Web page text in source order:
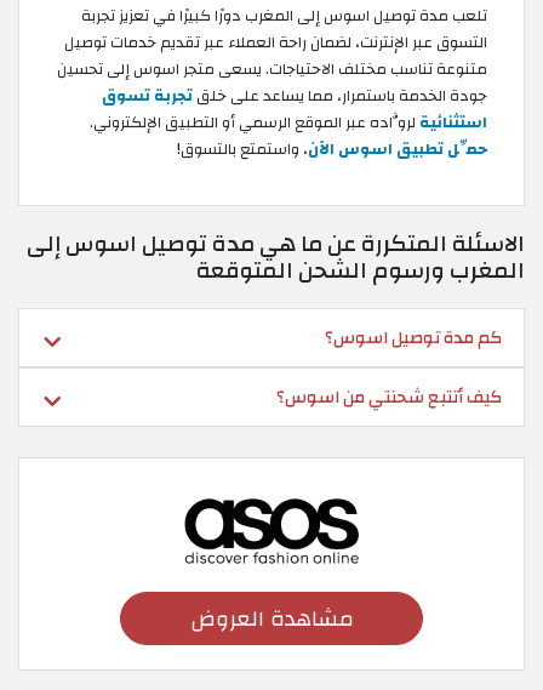
تلعب مدة توصيل اسوس إلى المغرب دورًا كبيرًا في تعزيز تجربة
التسوق عبر الإنترنت، لضمان راحة العملاء عبر تقديم خدمات توصيل
متنوعة تناسب مختلف الاحتياجات. يسعى متجر اسوس إلى تحسين
جودة الخدمة باستمرار، مما يساعد على خلقتجربة تسوق
استثنائية لروَّاده عبر الموقع الرسمي أو التطبيق الإلكتروني.
حمِّل تطبيق اسوس الآن، واستمتع بالتسوق!
الاسئلة المتكررة عن ما هي مدة توصيل اسوس إلى
المغرب ورسوم الشحن المتوقعة
كم مدة توصيل اسوس؟
كيف أتتبع شحنتي من اسوس؟
مشاهدة العروض